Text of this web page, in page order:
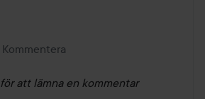
Kommentera
för att lämna en kommentar